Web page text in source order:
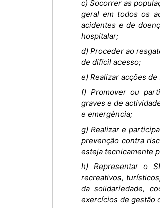
c) Socorrer as
geral em todos os
acidentes e de
hospitalar;
d) Proceder ao
de difícil acesso;
e) Realizar acções
f) Promover ou
graves e de
e emergência;
g) Realizar e
prevenção contra
esteja tecnicamente
h) Representar o
recreativos,
da solidariedade,
exercícios de gestão